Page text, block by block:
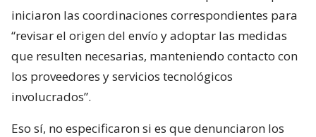
iniciaron las coordinaciones correspondientes para
“revisar el origen del envío y adoptar las medidas
que resulten necesarias, manteniendo contacto con
los proveedores y servicios tecnológicos
involucrados”.
Eso sí, no especificaron si es que denunciaron los